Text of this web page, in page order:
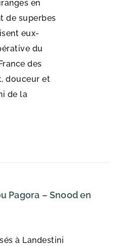
en
de superbes
eux-
du
des
douceur et
de la
Pagora – Snood en
à Landestini